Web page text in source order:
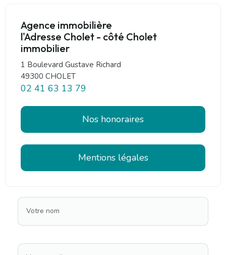
Agence immobilière
l'Adresse Cholet - côté Cholet
immobilier
1 Boulevard Gustave Richard
49300 CHOLET
02 41 63 13 79
Nos honoraires
Mentions légales
Votre nom